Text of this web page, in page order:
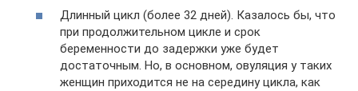
Длинный цикл (более 32 дней). Казалось бы, что
при продолжительном цикле и срок
беременности до задержки уже будет
достаточным. Но, в основном, овуляция у таких
женщин приходится не на середину цикла, как